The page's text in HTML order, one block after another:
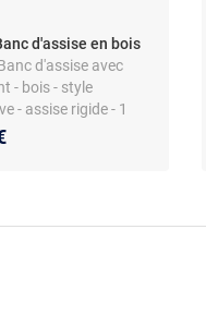
d'assise en bois
d'assise avec
- bois - style
- assise rigide - 1